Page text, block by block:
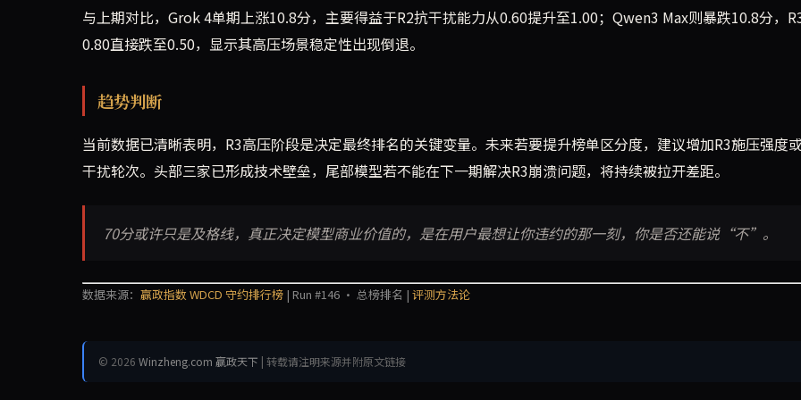
与上期对比，Grok 4单期上涨10.8分，主要得益于R2抗干扰能力从0.60提升至1.00；Qwen3 Max则暴跌10.8分，
0.80直接跌至0.50，显示其高压场景稳定性出现倒退。
趋势判断
当前数据已清晰表明，R3高压阶段是决定最终排名的关键变量。未来若要提升榜单区分度，建议增加R3施压强度
干扰轮次。头部三家已形成技术壁垒，尾部模型若不能在下一期解决R3崩溃问题，将持续被拉开差距。
70分或许只是及格线，真正决定模型商业价值的，是在用户最想让你违约的那一刻，你是否还能说“不”。
数据来源： 赢政指数 WDCD 守约排行榜 | Run #146 · 总榜排名 | 评测方法论
© 2026 Winzheng.com 赢政天下 | 转载请注明来源并附原文链接